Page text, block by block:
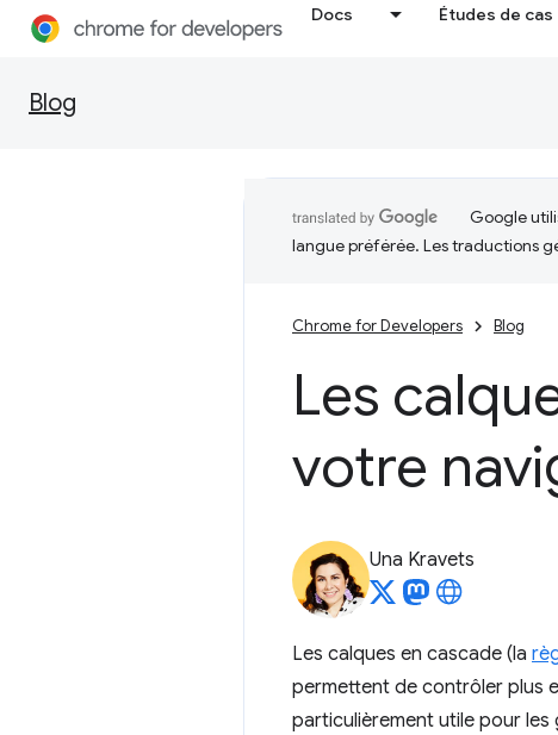
Docs Études de cas
Blog
Google
langue préférée. Les traductions
Chrome for Developers Blog
Les
votre
Una Kravets
Les calques en cascade (la
permettent de contrôler plus
particulièrement utile pour